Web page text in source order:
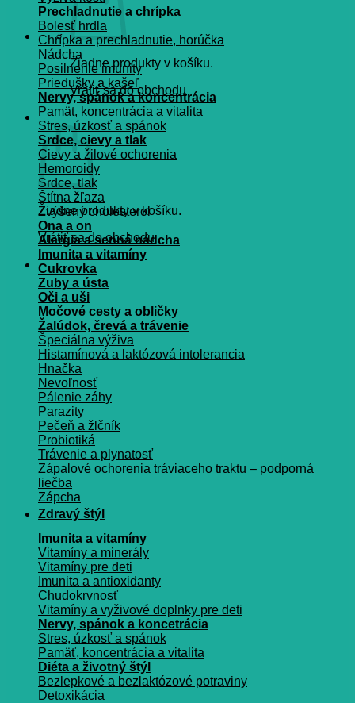
Žiadne produkty v košíku.
Vrátiť sa do obchodu
Košík
Žiadne produkty v košíku.
Vrátiť sa do obchodu
Prechladnutie a chrípka
Bolesť hrdla
Chrípka a prechladnutie, horúčka
Nádcha
Posilnenie imunity
Priedušky a kašeľ
Nervy, spánok a koncentrácia
Pamät, koncentrácia a vitalita
Stres, úzkosť a spánok
Srdce, cievy a tlak
Cievy a žilové ochorenia
Hemoroidy
Srdce, tlak
Štítna žľaza
Zvýšený cholesterol
Ona a on
Alergia a senná nádcha
Imunita a vitamíny
Cukrovka
Zuby a ústa
Oči a uši
Močové cesty a obličky
Žalúdok, črevá a trávenie
Špeciálna výživa
Histamínová a laktózová intolerancia
Hnačka
Nevoľnosť
Pálenie záhy
Parazity
Pečeň a žlčník
Probiotiká
Trávenie a plynatosť
Zápalové ochorenia tráviaceho traktu – podporná
liečba
Zápcha
Zdravý štýl
Imunita a vitamíny
Vitamíny a minerály
Vitamíny pre deti
Imunita a antioxidanty
Chudokrvnosť
Vitamíny a vyživové doplnky pre deti
Nervy, spánok a koncetrácia
Stres, úzkosť a spánok
Pamäť, koncentrácia a vitalita
Diéta a životný štýl
Bezlepkové a bezlaktózové potraviny
Detoxikácia